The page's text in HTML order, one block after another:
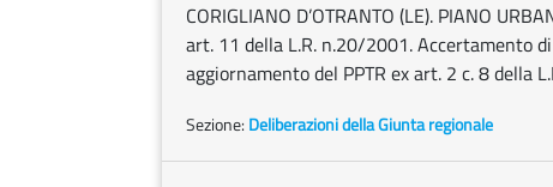
CORIGLIANO D’OTRANTO (LE). PIANO
art. 11 della L.R. n.20/2001. Accertamento
aggiornamento del PPTR ex art. 2 c. 8 della
Sezione: Deliberazioni della Giunta regionale